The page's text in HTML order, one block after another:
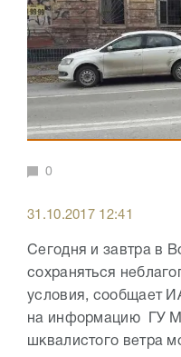
0
31.10.2017 12:41
Сегодня и завтра в
сохраняться
условия, сообщает
на информацию ГУ
шквалистого ветра